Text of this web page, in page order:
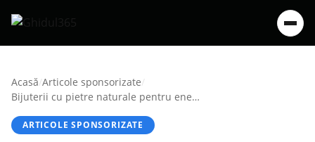
Acasă/Articole sponsorizate/
Bijuterii cu pietre naturale pentru energie și concentrare
ARTICOLE SPONSORIZATE